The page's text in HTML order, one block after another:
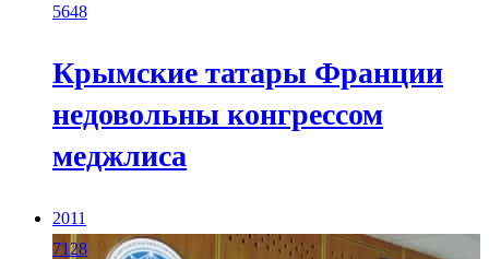
5648
Крымские татары Франции
недовольны конгрессом
меджлиса
2011
7128